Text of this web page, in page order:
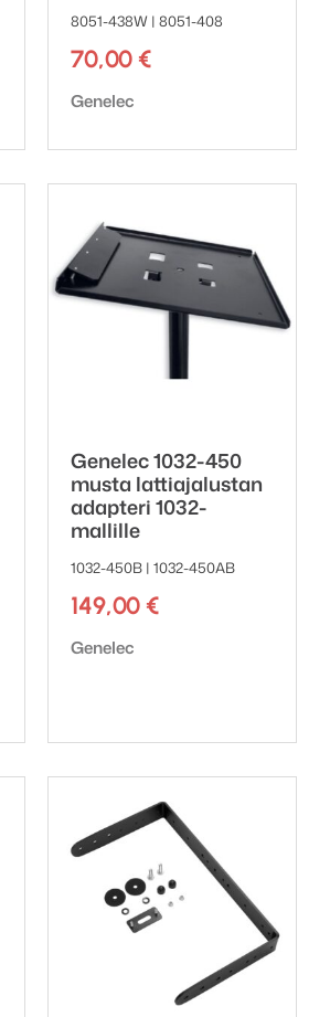
8051-438W | 8051-408
70,00 €
Tuotemerkki:
Genelec
Genelec 1032-450
musta lattiajalustan
adapteri 1032-
mallille
1032-450B | 1032-450AB
149,00 €
Tuotemerkki:
Genelec